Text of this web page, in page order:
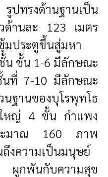
ปทรงด้านฐานเป็น
ด้านละ 123 เมตร
มประตูขึ้นสู่มหา
น ชั้น 1-6 มีลักษณะ
นที่ 7-10 มีลักษณะ
านของบุโรพุทโธ
ใหญ่ 4 ขั้น กำแพง
ะมาณ 160 ภาพ
งความเป็นมนุษย์
กพันกับความสุข